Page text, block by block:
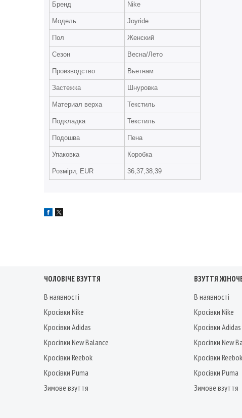
Бренд Nike
Модель Joyride
Пол Женский
Сезон Весна/Лето
Производство Вьетнам
Застежка Шнуровка
Материал верха Текстиль
Подкладка Текстиль
Подошва Пена
Упаковка Коробка
Розміри, EUR 36,37,38,39
ЧОЛОВІЧЕ ВЗУТТЯ
В наявності
Кросівки Nike
Кросівки Adidas
Кросівки New Balance
Кросівки Reebok
Кросівки Puma
Зимове взуття
ВЗУТТЯ
В наявності
Кросівки Nike
Кросівки Adidas
Кросівки New
Кросівки Reebok
Кросівки Puma
Зимове взуття